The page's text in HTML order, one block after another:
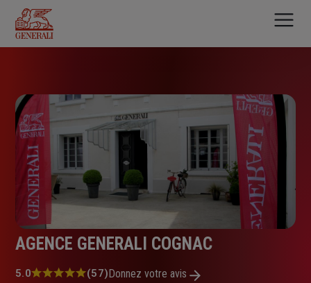
contenu
principal
AGENCE GENERALI COGNAC
Note
5.0 (57)Donnez votre avis